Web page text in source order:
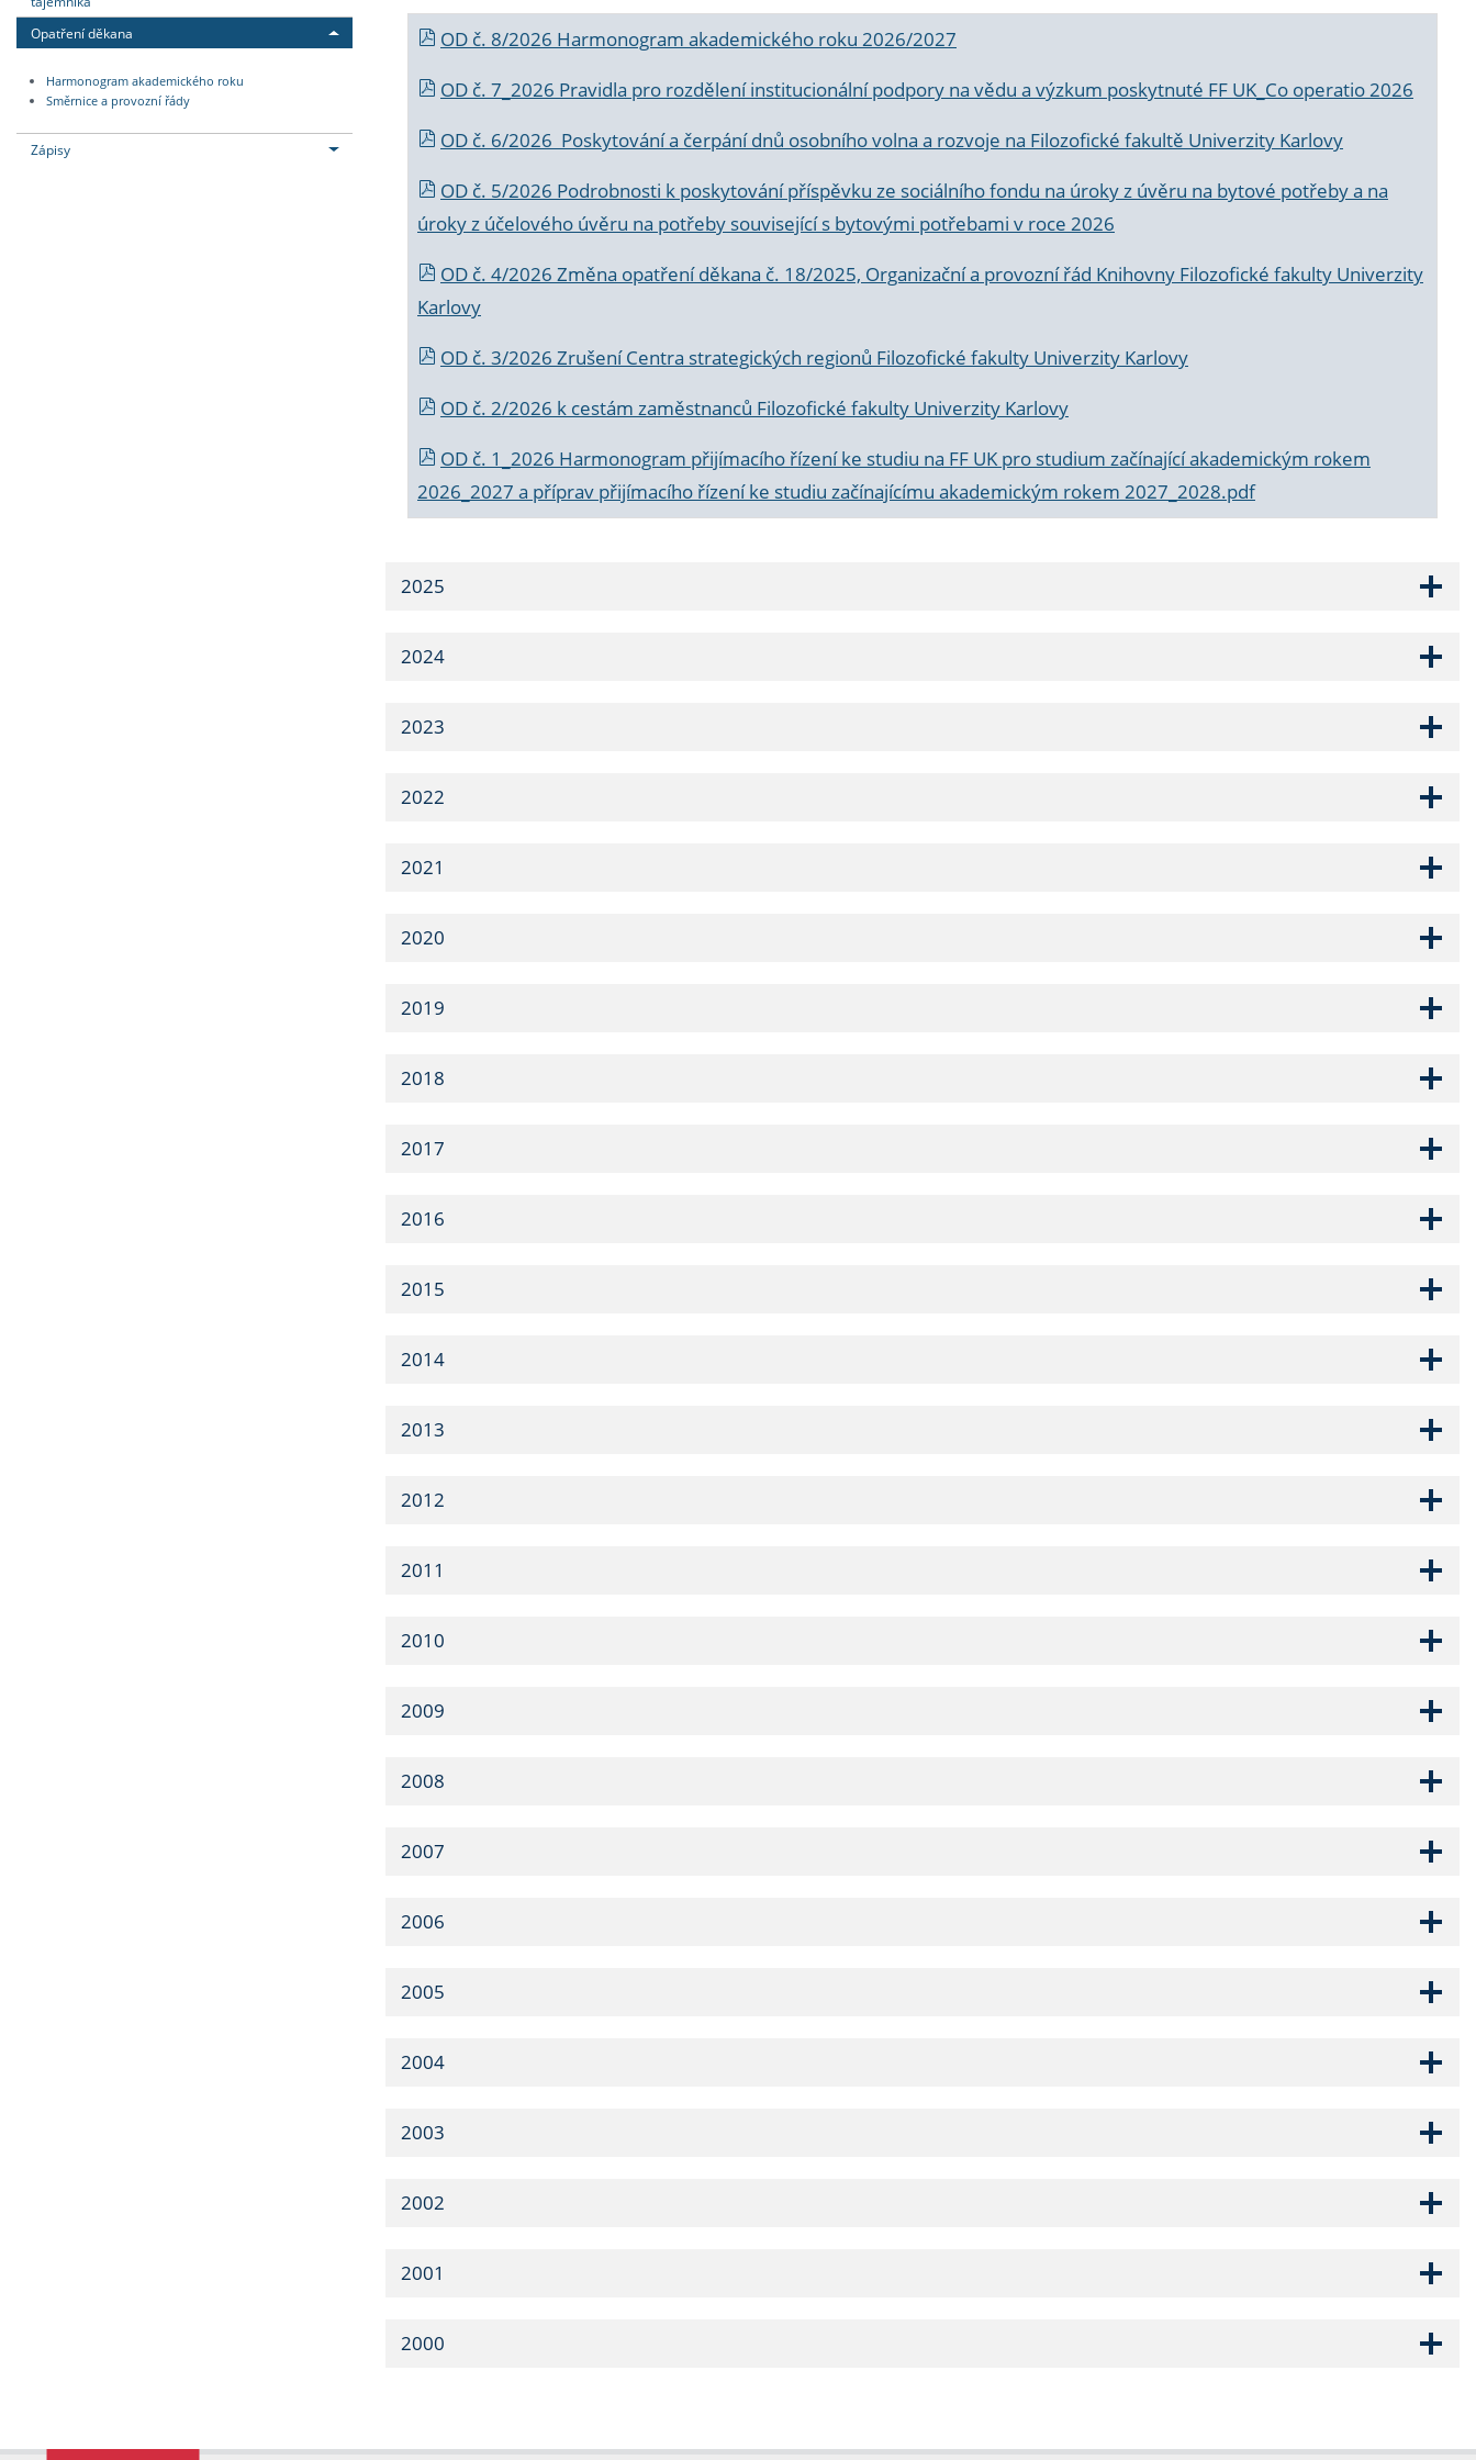
Opatření děkana
Harmonogram akademického roku
Směrnice a provozní řády
Zápisy
OD č. 8/2026 Harmonogram akademického roku 2026/2027
OD č. 7_2026 Pravidla pro rozdělení institucionální podpory na vědu a výzkum poskytnuté FF UK_Co operatio 2026
OD č. 6/2026 Poskytování a čerpání dnů osobního volna a rozvoje na Filozofické fakultě Univerzity Karlovy
OD č. 5/2026 Podrobnosti k poskytování příspěvku ze sociálního fondu na úroky z úvěru na bytové potřeby a na
úroky z účelového úvěru na potřeby související s bytovými potřebami v roce 2026
OD č. 4/2026 Změna opatření děkana č. 18/2025, Organizační a provozní řád Knihovny Filozofické fakulty Univerzity
Karlovy
OD č. 3/2026 Zrušení Centra strategických regionů Filozofické fakulty Univerzity Karlovy
OD č. 2/2026 k cestám zaměstnanců Filozofické fakulty Univerzity Karlovy
OD č. 1_2026 Harmonogram přijímacího řízení ke studiu na FF UK pro studium začínající akademickým rokem
2026_2027 a příprav přijímacího řízení ke studiu začínajícímu akademickým rokem 2027_2028.pdf
2025
2024
2023
2022
2021
2020
2019
2018
2017
2016
2015
2014
2013
2012
2011
2010
2009
2008
2007
2006
2005
2004
2003
2002
2001
2000